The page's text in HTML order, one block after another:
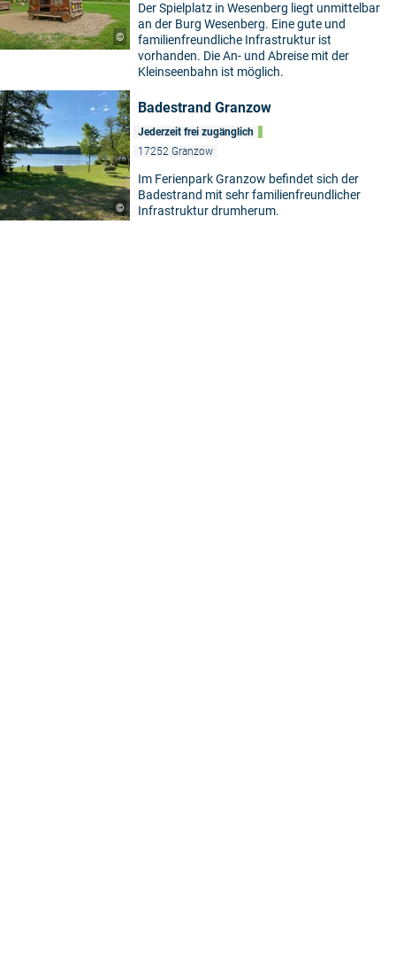
©
Der Spielplatz in Wesenberg liegt unmittelbar
an der Burg Wesenberg. Eine gute und
familienfreundliche Infrastruktur ist
vorhanden. Die An- und Abreise mit der
Kleinseenbahn ist möglich.
©
Badestrand Granzow
Jederzeit frei zugänglich
17252 Granzow
Im Ferienpark Granzow befindet sich der
Badestrand mit sehr familienfreundlicher
Infrastruktur drumherum.